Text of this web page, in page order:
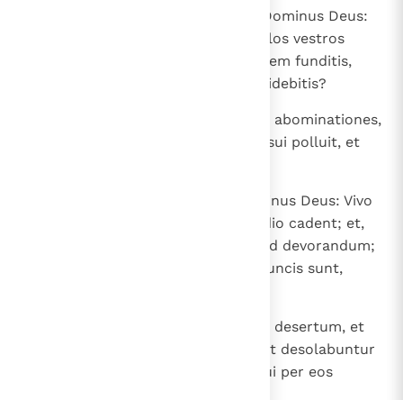
Idcirco dices ad eos: Haec dicit Dominus Deus:
Qui in sanguine comeditis et oculos vestros
levatis ad idola vestra et sanguinem funditis,
numquid terram hereditate possidebitis?
Stetistis in gladiis vestris, fecistis abominationes,
et unusquisque uxorem proximi sui polluit, et
Haec dices ad eos: Sic dicit Dominus Deus: Vivo
ego, qui in ruinosis habitant, gladio cadent; et,
qui in agro est, bestiis tradetur ad devorandum;
qui autem in praesidiis et in speluncis sunt,
Et dabo terram in solitudinem et desertum, et
deficiet superba fortitudo eius, et desolabuntur
montes Israel, ita ut nullus sit qui per eos